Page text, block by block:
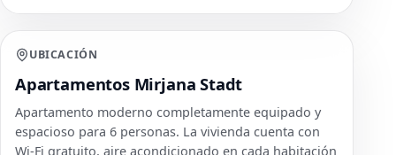
UBICACIÓN
Apartamentos Mirjana Stadt
Apartamento moderno completamente equipado y
espacioso para 6 personas. La vivienda cuenta con
Wi-Fi gratuito, aire acondicionado en cada habitación